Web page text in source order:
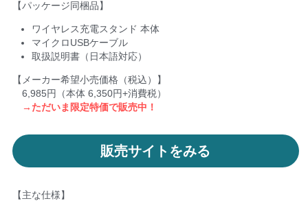
【パッケージ同梱品】
ワイヤレス充電スタンド 本体
マイクロUSBケーブル
取扱説明書（日本語対応）
【メーカー希望小売価格（税込）】
6,985円（本体 6,350円+消費税）
→ただいま限定特価で販売中！
販売サイトをみる
【主な仕様】